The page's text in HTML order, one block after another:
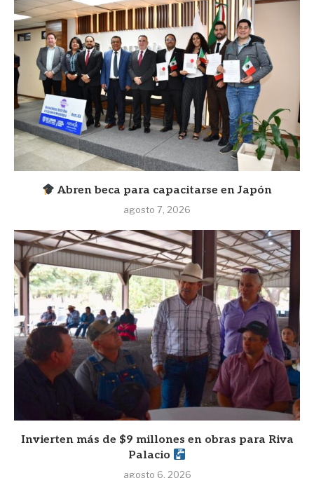
Abren beca para capacitarse en Japón
agosto 7, 2026
Invierten más de $9 millones en obras para Riva
Palacio
agosto 6, 2026